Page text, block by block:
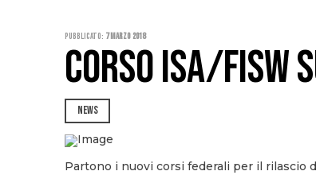
Pubblicato: 7 Marzo 2018
CORSO ISA/FISW
NEWS
Partono i nuovi corsi federali per il rilascio